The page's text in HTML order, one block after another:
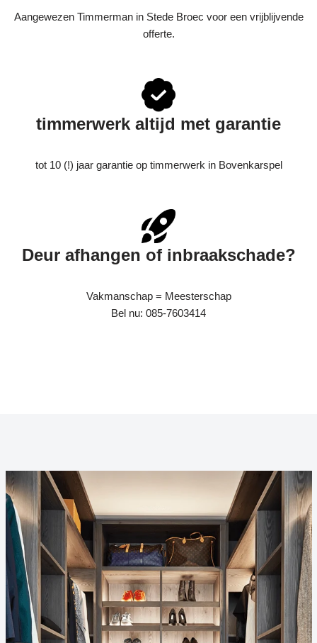
Aangewezen Timmerman in Stede Broec voor een vrijblijvende
offerte.
timmerwerk altijd met garantie
tot 10 (!) jaar garantie op timmerwerk in Bovenkarspel
Deur afhangen of inbraakschade?
Vakmanschap = Meesterschap
Bel nu: 085-7603414